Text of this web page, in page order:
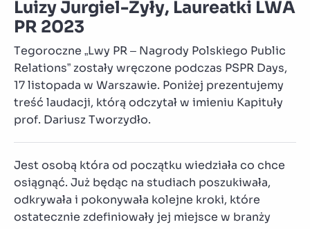
Luizy Jurgiel-Żyły, Laureatki LWA
PR 2023
Tegoroczne „Lwy PR – Nagrody Polskiego Public
Relations” zostały wręczone podczas PSPR Days,
17 listopada w Warszawie. Poniżej prezentujemy
treść laudacji, którą odczytał w imieniu Kapituły
prof. Dariusz Tworzydło.
Jest osobą która od początku wiedziała co chce
osiągnąć. Już będąc na studiach poszukiwała,
odkrywała i pokonywała kolejne kroki, które
ostatecznie zdefiniowały jej miejsce w branży